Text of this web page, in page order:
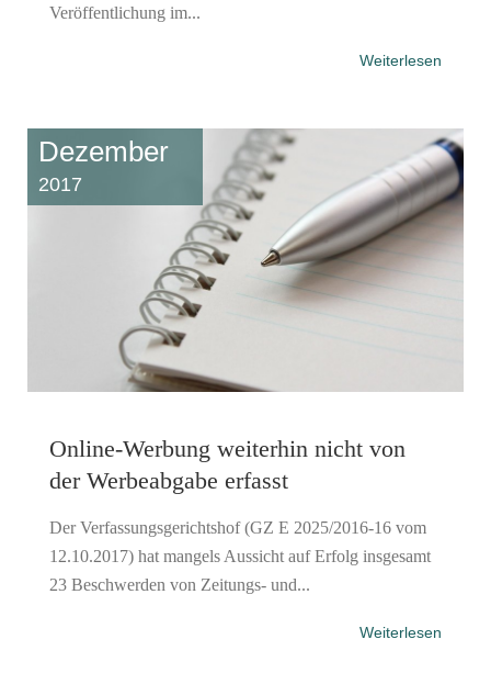
Veröffentlichung im...
Weiterlesen
Dezember
2017
Online-Werbung weiterhin nicht von
der Werbeabgabe erfasst
Der Verfassungsgerichtshof (GZ E 2025/2016-16 vom
12.10.2017) hat mangels Aussicht auf Erfolg insgesamt
23 Beschwerden von Zeitungs- und...
Weiterlesen